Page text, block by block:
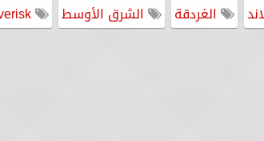
الغردقة الشرق الأوسط Preverisk